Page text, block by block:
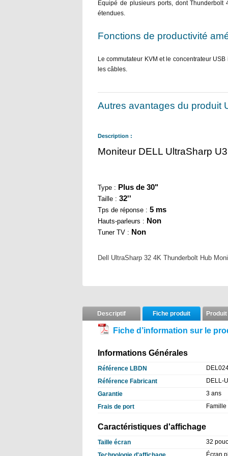
Équipé de plusieurs ports, dont
étendues.
Fonctions de productivité
Le commutateur KVM et le concentrateur
les câbles.
Autres avantages du produit
Description :
Moniteur DELL UltraSharp
Type : Plus de 30"
Taille : 32''
Tps de réponse : 5 ms
Hauts-parleurs : Non
Tuner TV : Non
Dell UltraSharp 32 4K Thunderbolt Hub
Descriptif Fiche produit
Fiche d’information sur le
Informations Générales
Référence LBDN
Référence Fabricant
DELL-
Garantie
3 ans
Frais de port
Caractéristiques d'affichage
Taille écran
32
Écran